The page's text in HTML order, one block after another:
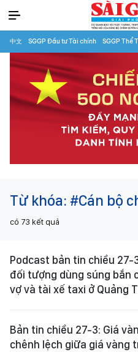
中文 SGGP Đầu tư Tài chính SGGP Thể
Từ khóa: #Cán bộ
có 73 kết quả
Podcast bản tin chiều 27-
đối tượng dùng súng bắn
vợ và tài xế taxi ở Quảng
Bản tin chiều 27-3: Giá
chênh lệch giữa giá vàng